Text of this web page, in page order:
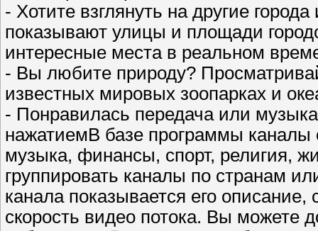
- Хотите взглянуть на другие
показывают улицы и площади
интересные места в реальном
- Вы любите природу?
известных мировых зоопарках и
- Понравилась передача или
нажатиемВ базе программы каналы
музыка, финансы, спорт, религия,
группировать каналы по странам
канала показывается его
скорость видео потока. Вы можете